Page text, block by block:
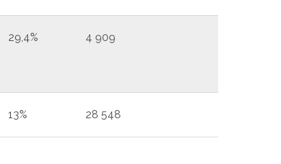
29,4% 4 909
13% 28 548